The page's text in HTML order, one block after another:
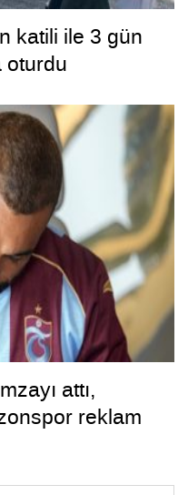
katili ile 3 gün
oturdu
attı,
reklam